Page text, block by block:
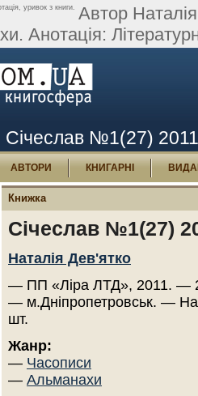
уривок з книги. Автор
Анотація:
Січеслав №1(27)
АВТОРИ КНИГАРНІ
Книжка
Січеслав №1(27)
Наталія Дев'ятко
— ПП «Ліра ЛТД», 2011. —
— м.Дніпропетровськ. —
шт.
Жанр:
— Часописи
— Альманахи